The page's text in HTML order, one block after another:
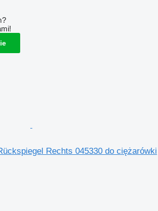
Rechts 045330 do ciężarówki